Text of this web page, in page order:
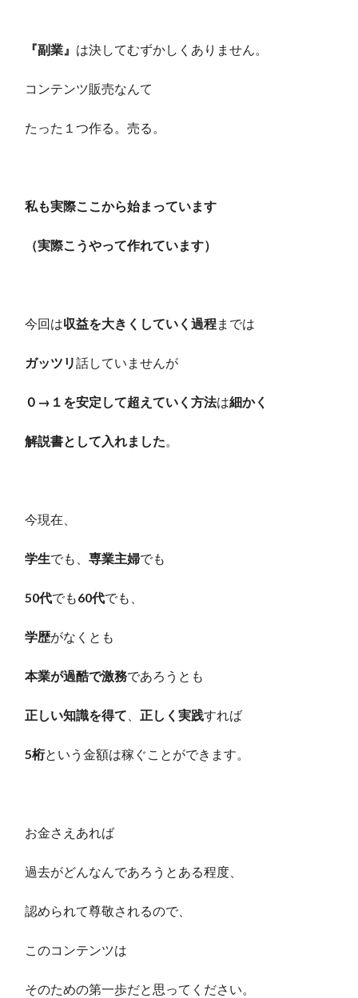
『副業』 は決してむずかしくありません。
コンテンツ販売なんて
たった１つ作る。売る。
私も実際ここから始まっています
（実際こうやって作れています）
今回は収益を大きくしていく過程までは
ガッツリ話していませんが
０→１を安定して超えていく方法は細かく
解説書として入れました
今現在、
学生でも、 専業主婦でも
50代でも60代でも、
学歴がなくとも
本業が過酷で激務であろうとも
正しい知識を得て 正しく実践すれば
5桁という金額は稼ぐことができます。
お金さえあれば
過去がどんなんであろうとある程度、
認められて尊敬されるので、
このコンテンツは
そのための第一歩だと思ってください。